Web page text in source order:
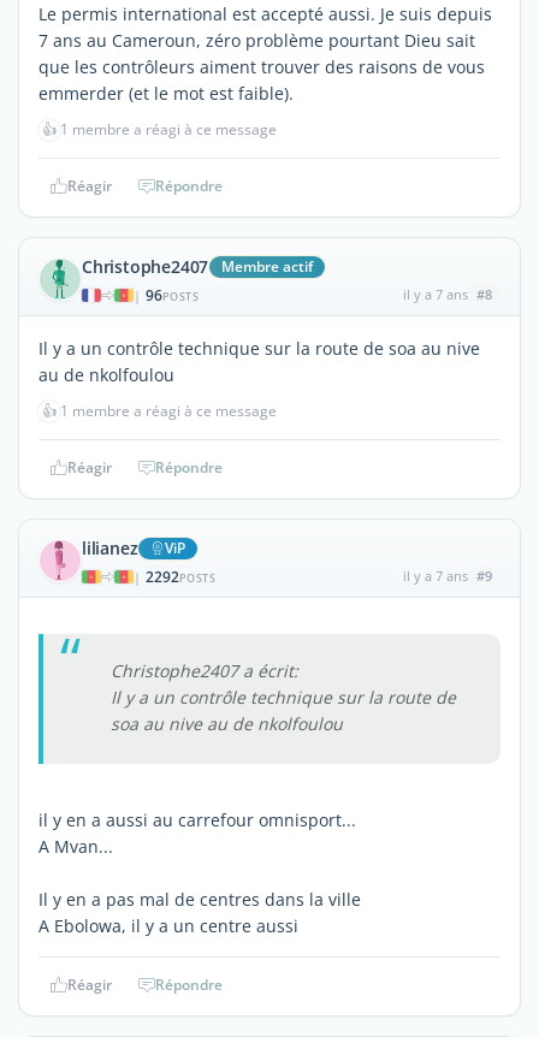
Le permis international est accepté aussi. Je suis depuis
7 ans au Cameroun, zéro problème pourtant Dieu sait
que les contrôleurs aiment trouver des raisons de vous
emmerder (et le mot est faible).
👍 1 membre a réagi à ce message
Réagir Répondre
Christophe2407 Membre actif
| 96POSTS il y a 7 ans #8
Il y a un contrôle technique sur la route de soa au nive
au de nkolfoulou
👍 1 membre a réagi à ce message
Réagir Répondre
lilianez ViP
| 2292POSTS il y a 7 ans #9
Christophe2407 a écrit:
Il y a un contrôle technique sur la route de
soa au nive au de nkolfoulou
il y en a aussi au carrefour omnisport...
A Mvan...
Il y en a pas mal de centres dans la ville
A Ebolowa, il y a un centre aussi
Réagir Répondre